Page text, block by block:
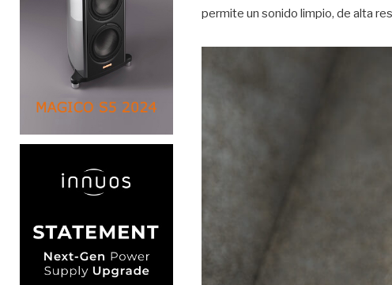
permite un sonido limpio, de alta